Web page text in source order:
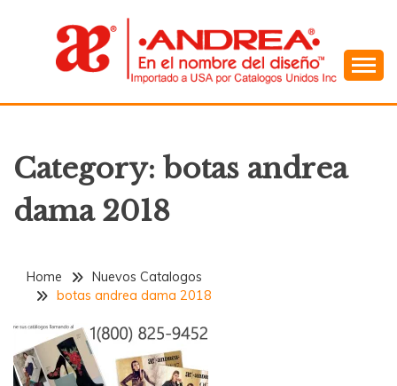
ANDREA
Category: botas andrea
dama 2018
Home
Nuevos Catalogos
botas andrea dama 2018